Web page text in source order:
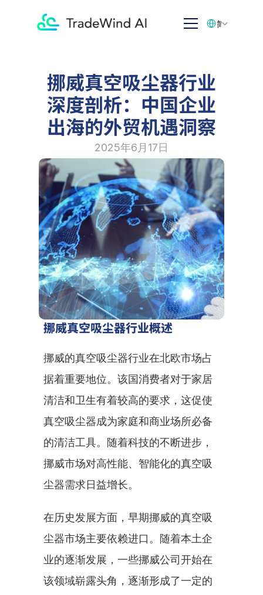
挪威真空吸尘器行业
深度剖析：中国企业
出海的外贸机遇洞察
2025年6月17日
挪威真空吸尘器行业概述
挪威的真空吸尘器行业在北欧市场占
据着重要地位。该国消费者对于家居
清洁和卫生有着较高的要求，这促使
真空吸尘器成为家庭和商业场所必备
的清洁工具。随着科技的不断进步，
挪威市场对高性能、智能化的真空吸
尘器需求日益增长。
在历史发展方面，早期挪威的真空吸
尘器市场主要依赖进口。随着本土企
业的逐渐发展，一些挪威公司开始在
该领域崭露头角，逐渐形成了一定的
简体中文